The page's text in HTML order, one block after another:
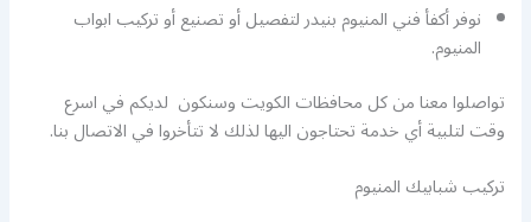
نوفر أكفأ فني المنيوم بنيدر لتفصيل أو تصنيع أو تركيب ابواب
المنيوم.
تواصلوا معنا من كل محافظات الكويت وسنكون لديكم في اسرع
وقت لتلبية أي خدمة تحتاجون اليها لذلك لا تتأخروا في الاتصال بنا.
تركيب شبابيك المنيوم